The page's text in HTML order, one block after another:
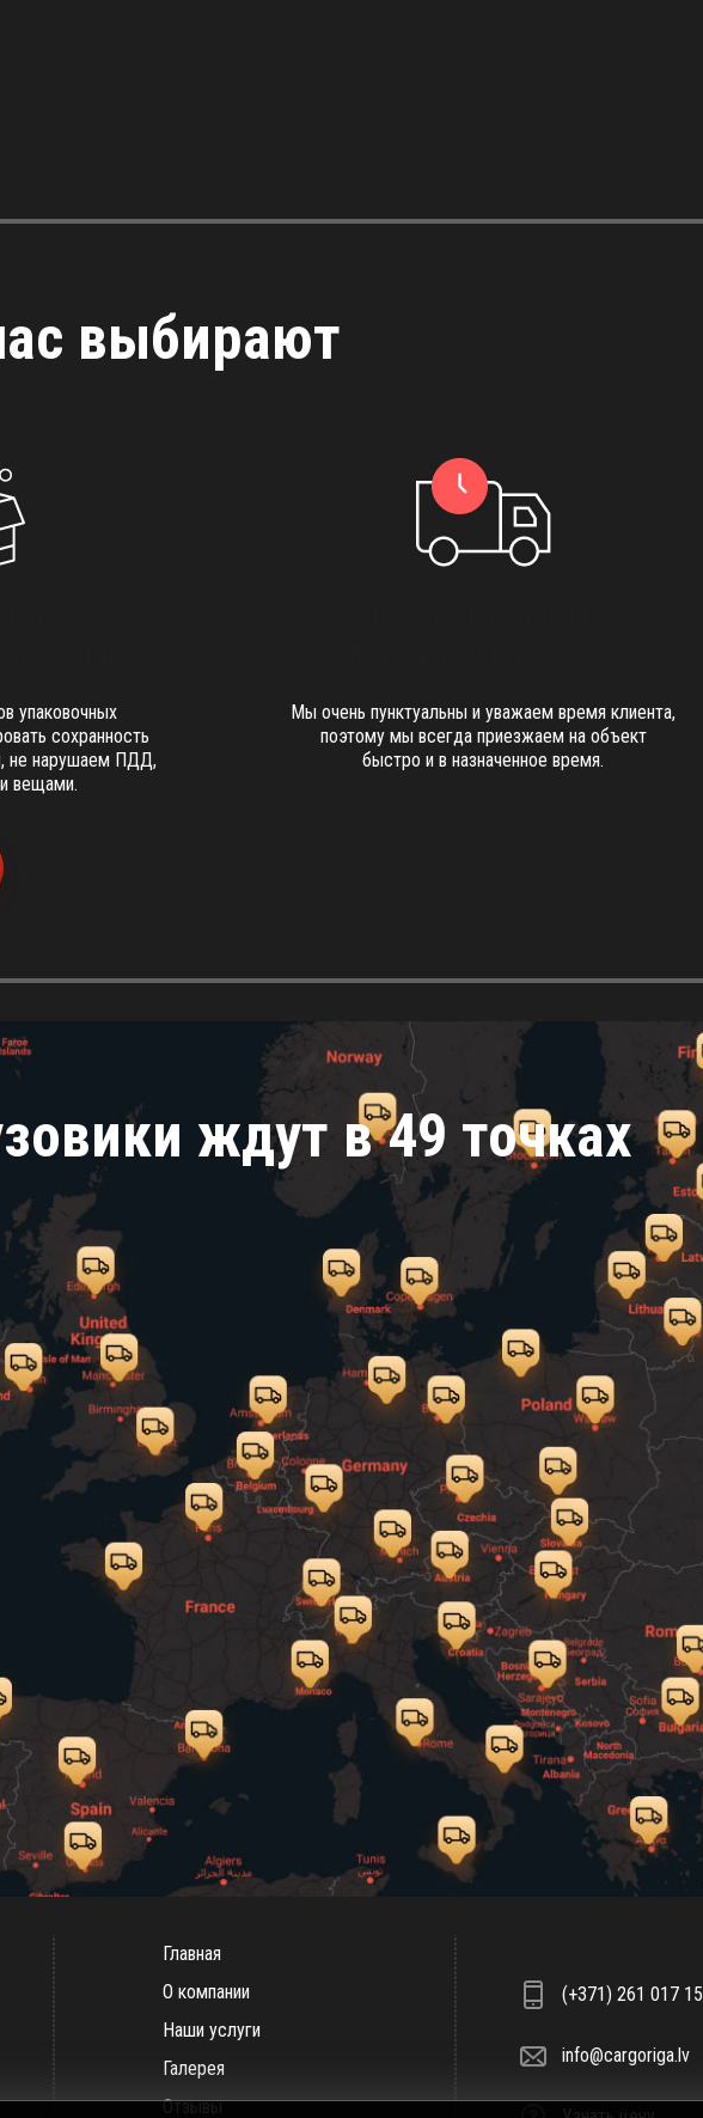
выбирают
упаковочных
сохранность
не нарушаем ПДД,
вещами.
Мы очень пунктуальны и уважаем время клиента,
поэтому мы всегда приезжаем на объект
быстро и в назначенное время.
ждут в 49 точках
Главная
О компании
Наши услуги
Галерея
Отзывы
(+371) 261 017 15
info@cargoriga.lv